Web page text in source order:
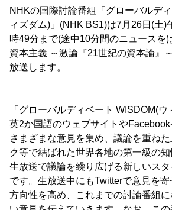
NHKの国際討論番組「グローバルデ
ィズダム)」(NHK BS1)は7月26日(土)
時49分まで(途中10分間のニュースを
資本主義 ～激論『21世紀の資本論』
放送します。
「グローバルディベート WISDOM(ウ
英2か国語のウェブサイトや
さまざまな意見を集め、議論を重ね
ク等で結ばれた世界各地の第一級の知
生放送で議論を繰り広げる新しいス
です。生放送中にもTwitterで意見を
方向性を高め、これまでの討論番組